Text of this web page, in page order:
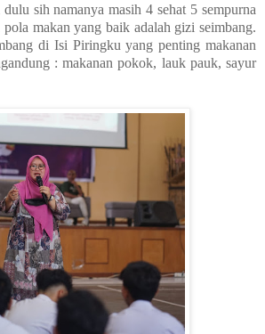
sih namanya masih 4 sehat 5 sempurna
makan yang baik adalah gizi seimbang.
di Isi Piringku yang penting makanan
: makanan pokok, lauk pauk, sayur